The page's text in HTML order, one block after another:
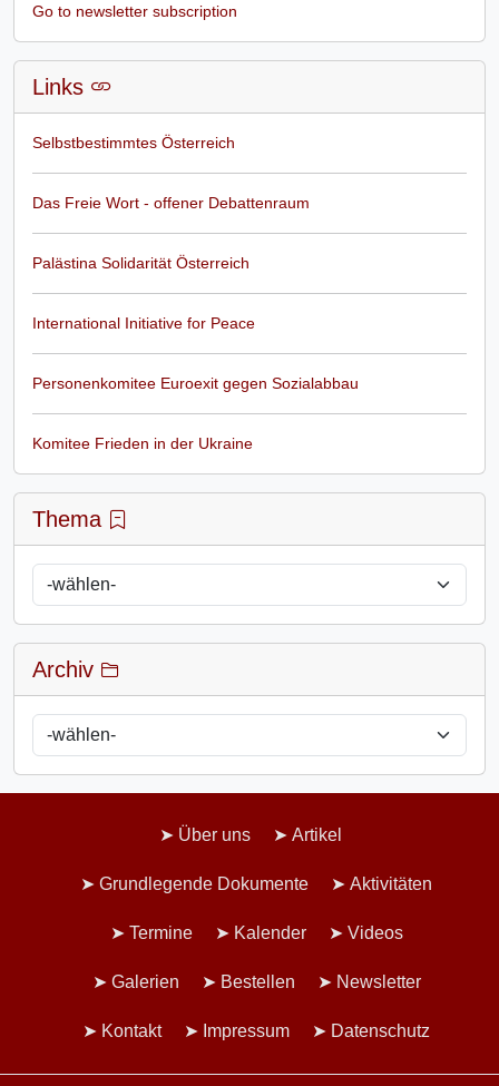
Go to newsletter subscription
Links
Selbstbestimmtes Österreich
Das Freie Wort - offener Debattenraum
Palästina Solidarität Österreich
International Initiative for Peace
Personenkomitee Euroexit gegen Sozialabbau
Komitee Frieden in der Ukraine
Thema
Archiv
Über uns Artikel
Grundlegende Dokumente Aktivitäten
Termine Kalender Videos
Galerien Bestellen Newsletter
Kontakt Impressum Datenschutz